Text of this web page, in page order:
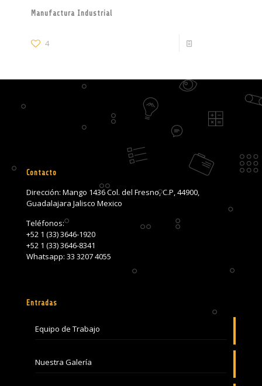
Manufactura Industrial
4
Contacto
Dirección: Mango 1436 Col. del Fresno, C.P, 44900,
Guadalajara Jalisco Mexico
Teléfonos:
+52 1 (33) 3646-1920
+52 1 (33) 3646-8341
Whatsapp: 33 3207 4055
Entradas
Equipo de Trabajo
Nuestra Galería